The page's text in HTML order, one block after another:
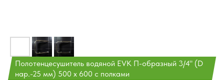
Полотенцесушитель водяной EVK П-образный 3/4" (D
нар.-25 мм) 500 х 600 с полками